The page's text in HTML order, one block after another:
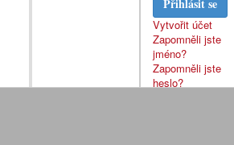
Přihlásit se
Vytvořit účet
Zapomněli jste
jméno?
Zapomněli jste
heslo?